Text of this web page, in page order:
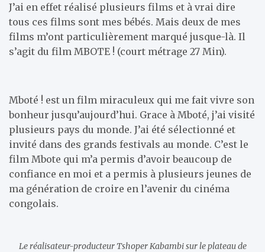
J’ai en effet réalisé plusieurs films et à vrai dire
tous ces films sont mes bébés. Mais deux de mes
films m’ont particulièrement marqué jusque-là. Il
s’agit du film MBOTE ! (court métrage 27 Min).
Mboté ! est un film miraculeux qui me fait vivre son
bonheur jusqu’aujourd’hui. Grace à Mboté, j’ai visité
plusieurs pays du monde. J’ai été sélectionné et
invité dans des grands festivals au monde. C’est le
film Mbote qui m’a permis d’avoir beaucoup de
confiance en moi et a permis à plusieurs jeunes de
ma génération de croire en l’avenir du cinéma
congolais.
Le réalisateur-producteur Tshoper Kabambi sur le plateau de